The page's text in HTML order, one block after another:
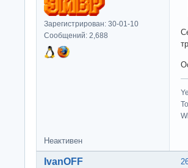
Зарегистрирован: 30-01-10
Сообщений: 2,688
Неактивен
IvanOFF